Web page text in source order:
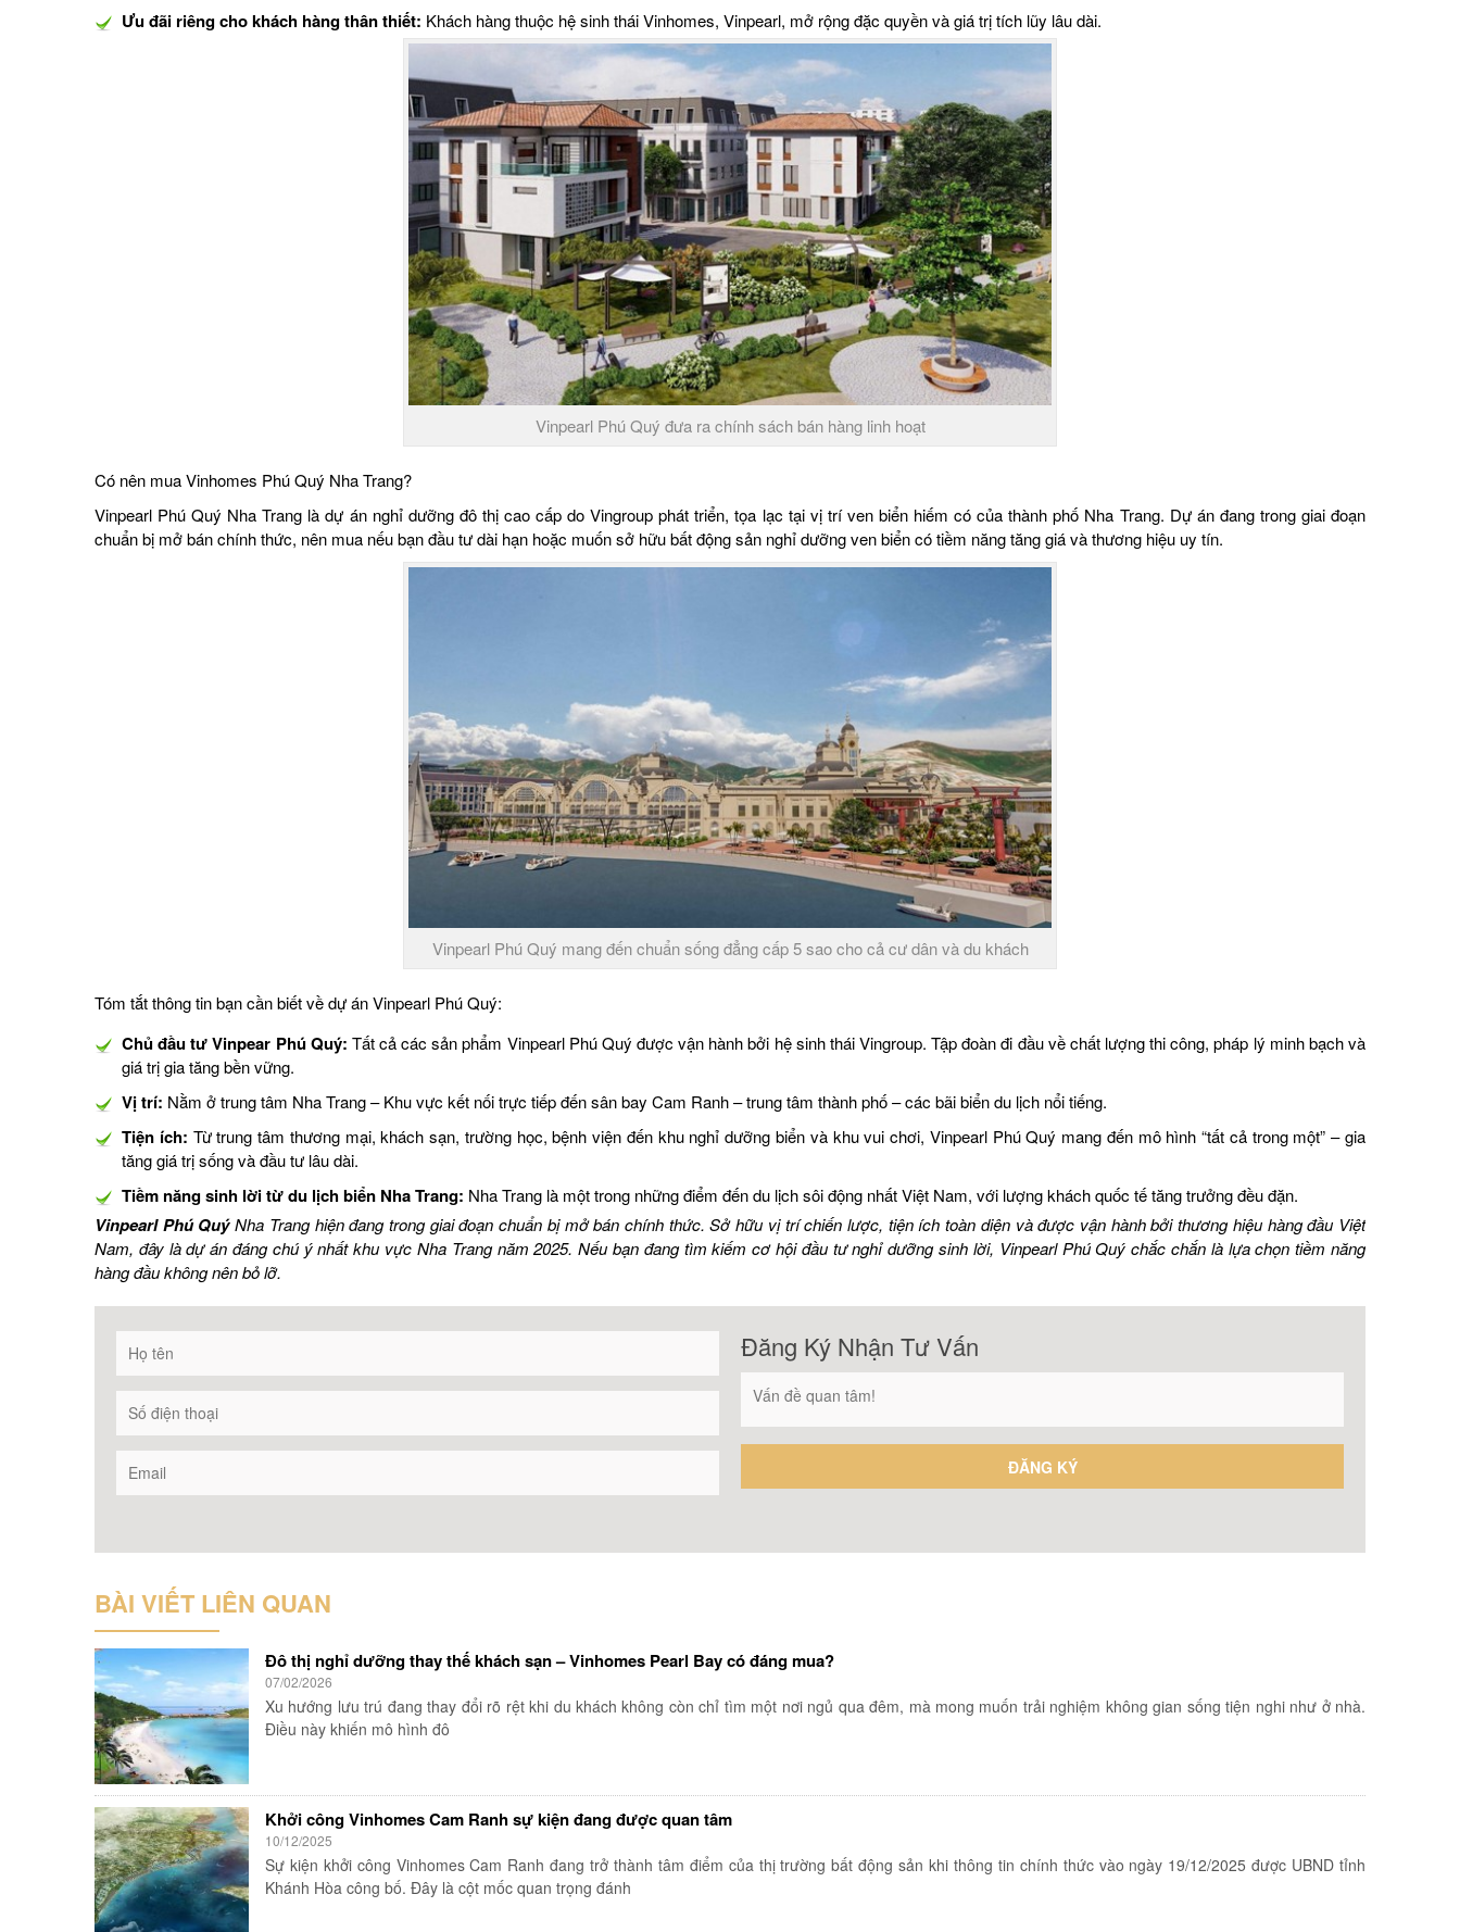
Ưu đãi riêng cho khách hàng thân thiết: Khách hàng thuộc hệ sinh thái Vinhomes, Vinpearl, mở rộng đặc quyền và giá trị tích lũy lâu dài.
Vinpearl Phú Quý đưa ra chính sách bán hàng linh hoạt
Có nên mua Vinhomes Phú Quý Nha Trang?
Vinpearl Phú Quý Nha Trang là dự án nghỉ dưỡng đô thị cao cấp do Vingroup phát triển, tọa lạc tại vị trí ven biển hiếm có của thành phố Nha Trang. Dự án đang trong giai đoạn
chuẩn bị mở bán chính thức, nên mua nếu bạn đầu tư dài hạn hoặc muốn sở hữu bất động sản nghỉ dưỡng ven biển có tiềm năng tăng giá và thương hiệu uy tín.
Vinpearl Phú Quý mang đến chuẩn sống đẳng cấp 5 sao cho cả cư dân và du khách
Tóm tắt thông tin bạn cần biết về dự án Vinpearl Phú Quý:
Chủ đầu tư Vinpear Phú Quý: Tất cả các sản phẩm Vinpearl Phú Quý được vận hành bởi hệ sinh thái Vingroup. Tập đoàn đi đầu về chất lượng thi công, pháp lý minh bạch và
giá trị gia tăng bền vững.
Vị trí: Nằm ở trung tâm Nha Trang – Khu vực kết nối trực tiếp đến sân bay Cam Ranh – trung tâm thành phố – các bãi biển du lịch nổi tiếng.
Tiện ích: Từ trung tâm thương mại, khách sạn, trường học, bệnh viện đến khu nghỉ dưỡng biển và khu vui chơi, Vinpearl Phú Quý mang đến mô hình “tất cả trong một” – gia
tăng giá trị sống và đầu tư lâu dài.
Tiềm năng sinh lời từ du lịch biển Nha Trang: Nha Trang là một trong những điểm đến du lịch sôi động nhất Việt Nam, với lượng khách quốc tế tăng trưởng đều đặn.
Vinpearl Phú QuýNha Trang hiện đang trong giai đoạn chuẩn bị mở bán chính thức. Sở hữu vị trí chiến lược, tiện ích toàn diện và được vận hành bởi thương hiệu hàng đầu Việt
Nam, đây là dự án đáng chú ý nhất khu vực Nha Trang năm 2025. Nếu bạn đang tìm kiếm cơ hội đầu tư nghỉ dưỡng sinh lời, Vinpearl Phú Quý chắc chắn là lựa chọn tiềm năng
hàng đầu không nên bỏ lỡ.
Đăng Ký Nhận Tư Vấn
BÀI VIẾT LIÊN QUAN
Đô thị nghỉ dưỡng thay thế khách sạn – Vinhomes Pearl Bay có đáng mua?
07/02/2026
Xu hướng lưu trú đang thay đổi rõ rệt khi du khách không còn chỉ tìm một nơi ngủ qua đêm, mà mong muốn trải nghiệm không gian sống tiện nghi như ở nhà.
Điều này khiến mô hình đô
Khởi công Vinhomes Cam Ranh sự kiện đang được quan tâm
10/12/2025
Sự kiện khởi công Vinhomes Cam Ranh đang trở thành tâm điểm của thị trường bất động sản khi thông tin chính thức vào ngày 19/12/2025 được UBND tỉnh
Khánh Hòa công bố. Đây là cột mốc quan trọng đánh